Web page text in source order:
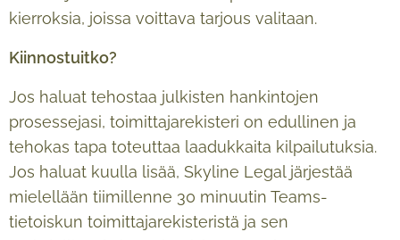
kierroksia, joissa voittava tarjous valitaan.
Kiinnostuitko?
Jos haluat tehostaa julkisten hankintojen
prosessejasi, toimittajarekisteri on edullinen ja
tehokas tapa toteuttaa laadukkaita kilpailutuksia.
Jos haluat kuulla lisää, Skyline Legal järjestää
mielellään tiimillenne 30 minuutin Teams-
tietoiskun toimittajarekisteristä ja sen